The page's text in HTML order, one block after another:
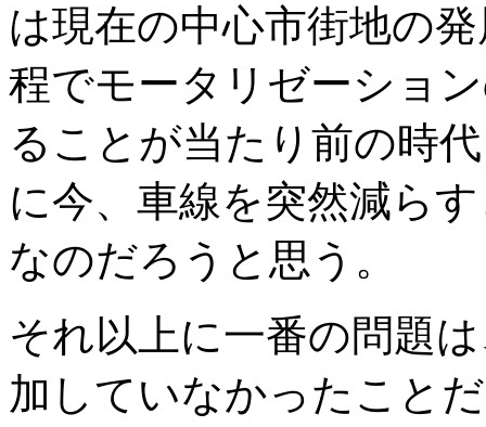
は現在の中心市街地の
程でモータリゼーショ
ることが当たり前の時
に今、車線を突然減ら
なのだろうと思う。
それ以上に一番の問題
加していなかったこと